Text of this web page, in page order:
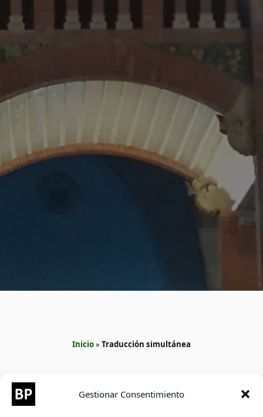
Gestionar Consentimiento
Inicio» Traducción simultánea
Lainterpretación de conferencias
denominada traducción simultánea, es una